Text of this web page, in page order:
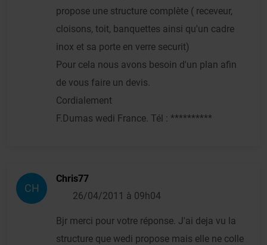
propose une structure complète ( receveur,
cloisons, toit, banquettes ainsi qu'un cadre
inox et sa porte en verre securit)
Pour cela nous avons besoin d'un plan afin
de vous faire un devis.
Cordialement
F.Dumas wedi France. Tél : **********
CH
Chris77
26/04/2011 à 09h04
Bjr merci pour votre réponse. J'ai deja vu la
structure que wedi propose mais elle ne colle